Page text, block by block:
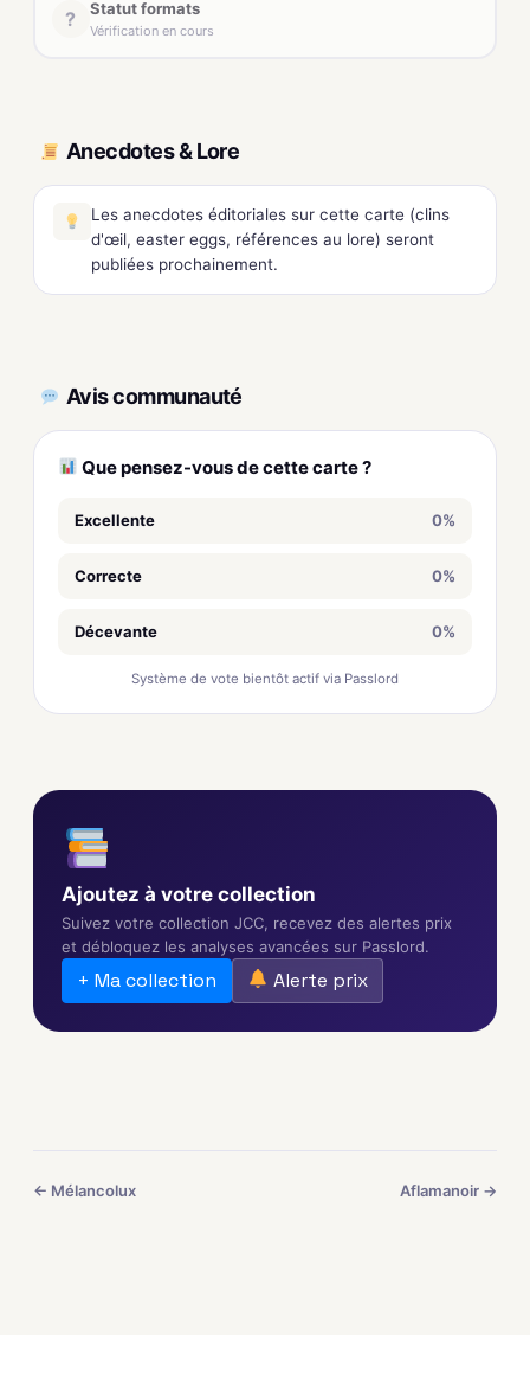
? Statut formats
Vérification en cours
Anecdotes & Lore
Les anecdotes éditoriales sur cette carte (clins
d'œil, easter eggs, références au lore) seront
publiées prochainement.
Avis communauté
Que pensez-vous de cette carte ?
Excellente 0%
Correcte 0%
Décevante 0%
Système de vote bientôt actif via Passlord
Ajoutez à votre collection
Suivez votre collection JCC, recevez des alertes prix
et débloquez les analyses avancées sur Passlord.
+ Ma collection Alerte prix
← Mélancolux Aflamanoir →